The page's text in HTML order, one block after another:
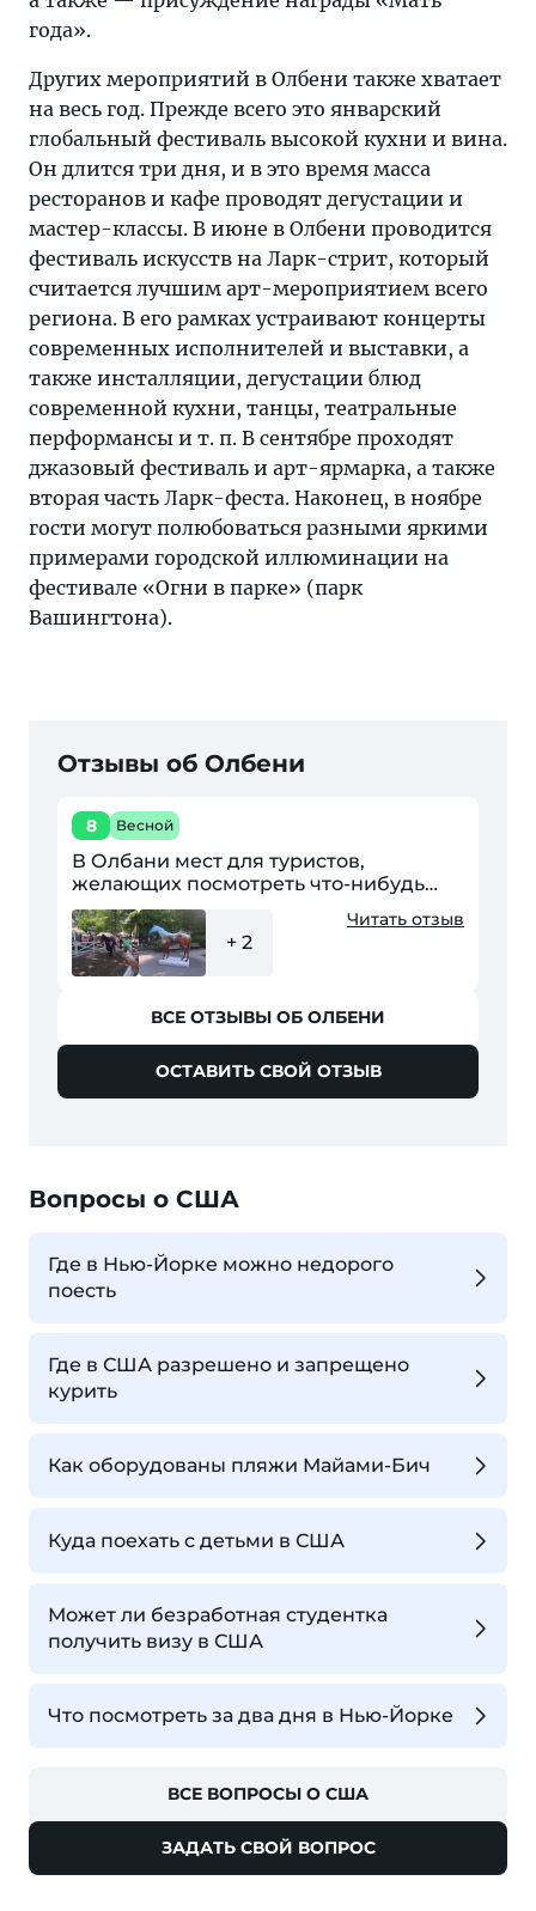
года».
Других мероприятий в Олбени также хватает
на весь год. Прежде всего это январский
глобальный фестиваль высокой кухни и вина.
Он длится три дня, и в это время масса
ресторанов и кафе проводят дегустации и
мастер-классы. В июне в Олбени проводится
фестиваль искусств на Ларк-стрит, который
считается лучшим арт-мероприятием всего
региона. В его рамках устраивают концерты
современных исполнителей и выставки, а
также инсталляции, дегустации блюд
современной кухни, танцы, театральные
перформансы и т. п. В сентябре проходят
джазовый фестиваль и арт-ярмарка, а также
вторая часть Ларк-феста. Наконец, в ноябре
гости могут полюбоваться разными яркими
примерами городской иллюминации на
фестивале «Огни в парке» (парк
Вашингтона).
Отзывы об Олбени
8 Весной
В Олбани мест для туристов,
желающих посмотреть что-нибудь
необычное и всемирно известное,
практически нет. Здесь прекрасный
железнодорожный вокзал,...
+ 2
Читать отзыв
ВСЕ ОТЗЫВЫ ОБ ОЛБЕНИ
ОСТАВИТЬ СВОЙ ОТЗЫВ
Вопросы о США
Где в Нью-Йорке можно недорого
поесть
Где в США разрешено и запрещено
курить
Как оборудованы пляжи Майами-Бич
Куда поехать с детьми в США
Может ли безработная студентка
получить визу в США
Что посмотреть за два дня в Нью-Йорке
ВСЕ ВОПРОСЫ О США
ЗАДАТЬ СВОЙ ВОПРОС